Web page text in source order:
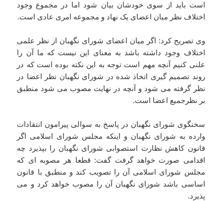
است باید از سوی خودشان بیان شود اما در مجموع وجود
اختلاف نظر میان اعضای یک نهاد و مجموعه امری عادی است.
وی تصریح کرد: اگر میان اعضای شورای نگهبان از نظر علمی
اختلاف وجود داشته باشد به معنای این نیست که ما آن را
علنی کنیم آنچه مهم است توجه به این نکته بوده است که در
روند تصمیم گیری اتخاذ شده در شورای نگهبان نظر اعضا در
نظر گرفته می شود و آنچه در نهایت مصوب می شود منطبق
بر نظرجمیع اعضا است.
سخنگوی شورای نگهبان در پاسخ به سوالی پیرامون انتقادات
وارده به شورای نگهبان و اینکه مجلس شورای اسلامی اگر
قانون کاهش نظارت استصوابی شورای نگهبان را بپذیرد چه
اقدامی صورت خواهد گرفت گفت: قطعا هر مصوبه ای که
مجلس شورای اسلامی آن را تصویب کند و منطبق با قانون
اساسی باشد شورای نگهبان آن را مصوب خواهد کرد و می
پذیرد.